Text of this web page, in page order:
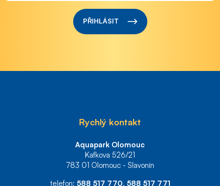
PŘIHLÁSIT
Rychlý kontakt
Aquapark Olomouc
Kafkova 526/21
783 01 Olomouc - Slavonín
telefon: 588 517 770, 588 517 771